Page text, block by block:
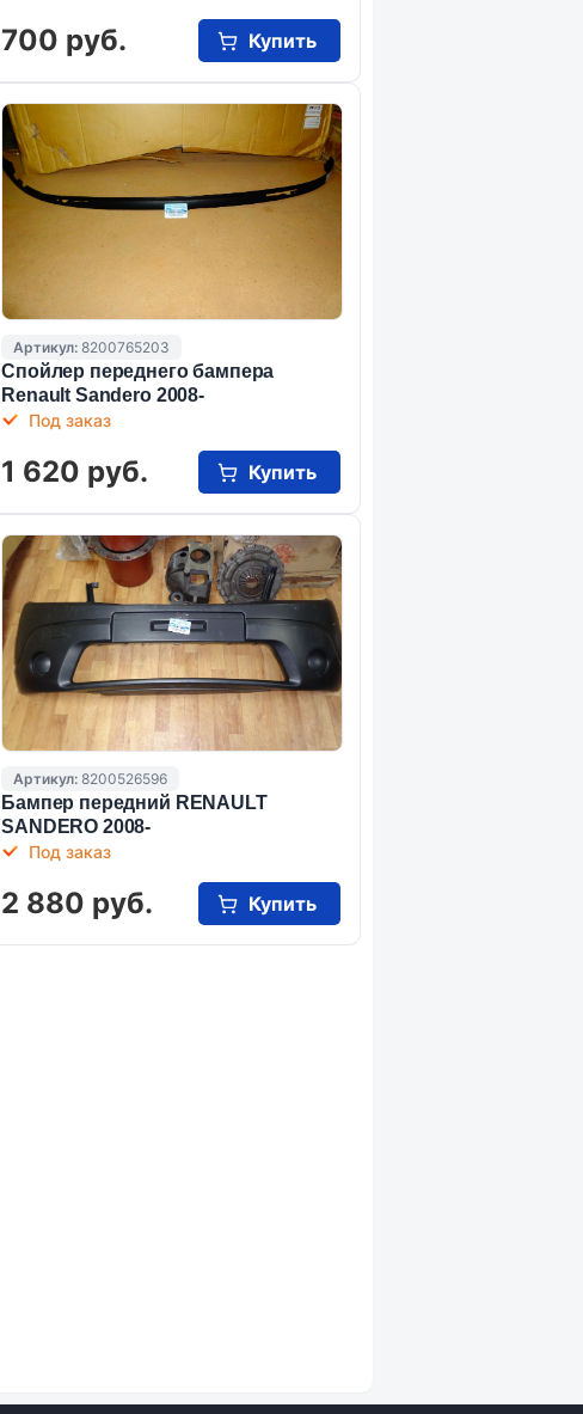
700 руб. Купить
Артикул:8200765203
Спойлер переднего бампера
Renault Sandero 2008-
Под заказ
1 620 руб. Купить
Артикул:8200526596
Бампер передний RENAULT
SANDERO 2008-
Под заказ
2 880 руб. Купить